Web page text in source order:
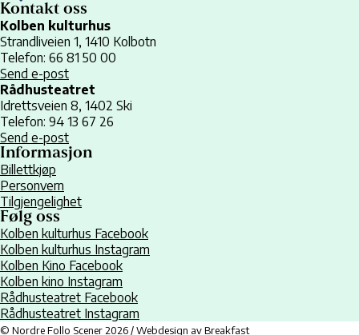
Kontakt oss
Kolben kulturhus
Strandliveien 1, 1410 Kolbotn
Telefon: 66 81 50 00
Send e-post
Rådhusteatret
Idrettsveien 8, 1402 Ski
Telefon: 94 13 67 26
Send e-post
Informasjon
Billettkjøp
Personvern
Tilgjengelighet
Følg oss
Kolben kulturhus Facebook
Kolben kulturhus Instagram
Kolben Kino Facebook
Kolben kino Instagram
Rådhusteatret Facebook
Rådhusteatret Instagram
© Nordre Follo Scener 2026 / Webdesign avBreakfast